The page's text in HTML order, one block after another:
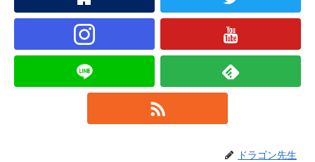
ドラゴン先生